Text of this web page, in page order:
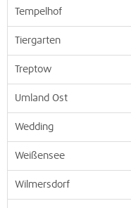
Tempelhof
Tiergarten
Treptow
Umland Ost
Wedding
Weißensee
Wilmersdorf